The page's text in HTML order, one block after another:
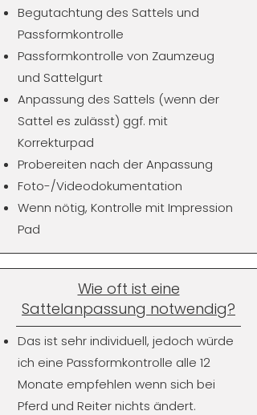
Begutachtung des Sattels und
Passformkontrolle
Passformkontrolle von Zaumzeug
und Sattelgurt
Anpassung des Sattels (wenn der
Sattel es zulässt) ggf. mit
Korrekturpad
Probereiten nach der Anpassung
Foto-/Videodokumentation
Wenn nötig, Kontrolle mit Impression
Pad
Wie oft ist eine
Sattelanpassung notwendig?
Das ist sehr individuell, jedoch würde
ich eine Passformkontrolle alle 12
Monate empfehlen wenn sich bei
Pferd und Reiter nichts ändert.